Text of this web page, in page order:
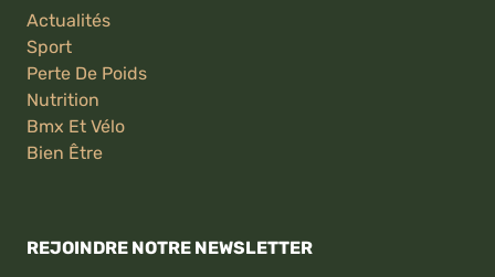
Actualités
Sport
Perte De Poids
Nutrition
Bmx Et Vélo
Bien Être
REJOINDRE NOTRE NEWSLETTER